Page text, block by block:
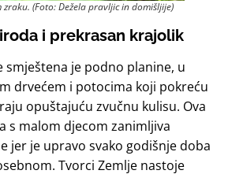
zraku. (Foto: Dežela pravljic in domišljije)
i prekrasan krajolik
smještena je podno planine, u
drvećem i potocima koji pokreću
opuštajuću zvučnu kulisu. Ova
s malom djecom zanimljiva
jer je upravo svako godišnje doba
Tvorci Zemlje nastoje